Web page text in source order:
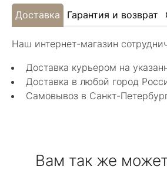
Доставка Гарантия и возврат
Наш интернет-магазин
Доставка курьером на
Доставка в любой город
Самовывоз в Санкт-
Вам так же